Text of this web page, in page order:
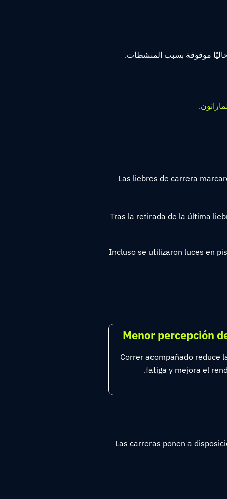
Las liebres de carrera
Tras la retirada de la última
Incluso se utilizaron luces en
Menor percepción
Correr acompañado reduce
fatiga y mejora el
Las carreras ponen a